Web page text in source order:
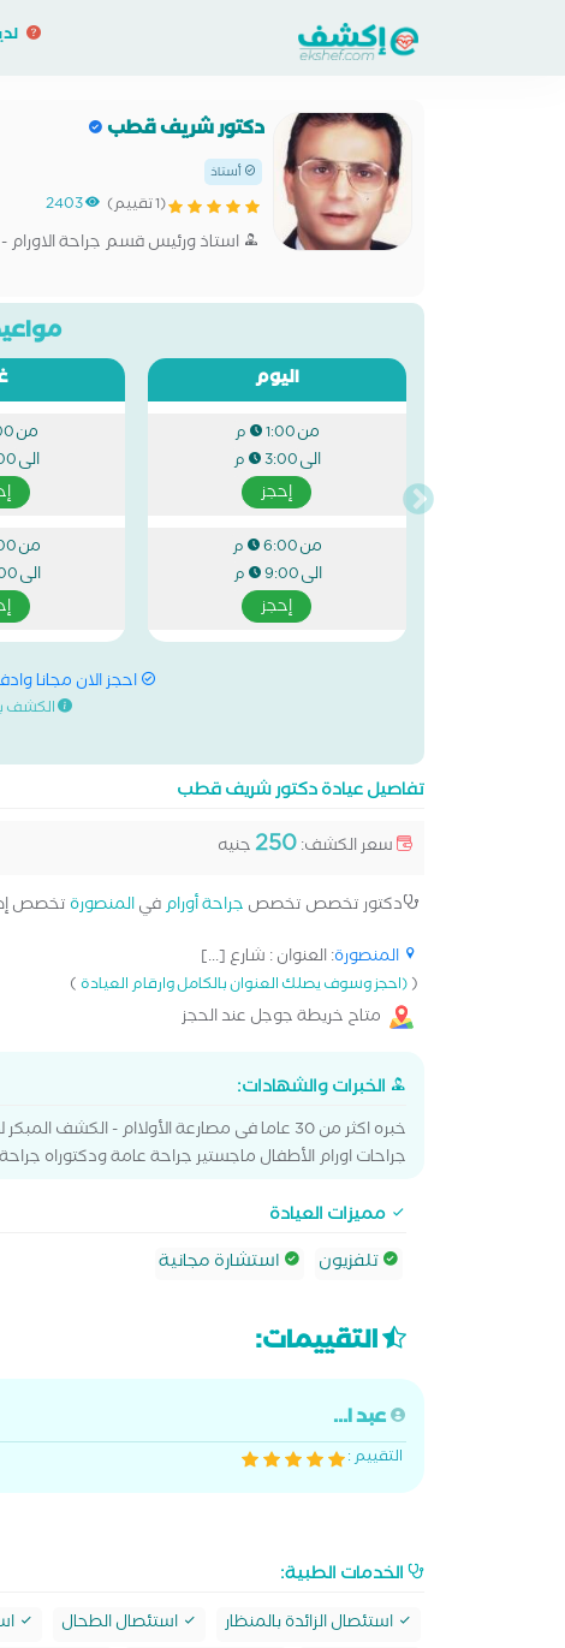
دكتور شريف قطب
أستاذ
(1 تقييم) 2403
استاذ ورئيس قسم جراحة الاورام -
اليوم
من1:00 م
الى3:00 م
إحجز
من6:00 م
الى9:00 م
إحجز
من
الى
من
الى
احجز الان مجانا
الكشف
تفاصيل عيادة دكتور شريف قطب
سعر الكشف:250جنيه
دكتور تخصص تخصص جراحة أورامفيالمنصورة تخصص
المنصورة: العنوان : شارع [...]
((احجز وسوف يصلك العنوان بالكامل وارقام العيادة)
متاح خريطة جوجل عند الحجز
الخبرات والشهادات:
خبره اكثر من 30 عاما فى مصارعة الأولاام -
جراحات اورام الأطفال ماجستير جراحة عامة ودكتوراه
مميزات العيادة
تلفزيون
استشارة مجانية
التقييمات:
عبد ا...
التقييم :
الخدمات الطبية:
استئصال الزائدة بالمنظار استئصال الطحال